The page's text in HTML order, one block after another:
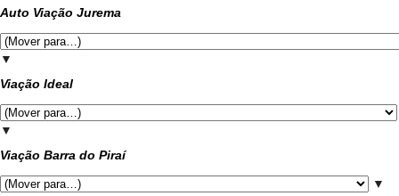
Auto Viação Jurema
▼
Viação Ideal
▼
Viação Barra do Piraí
▼